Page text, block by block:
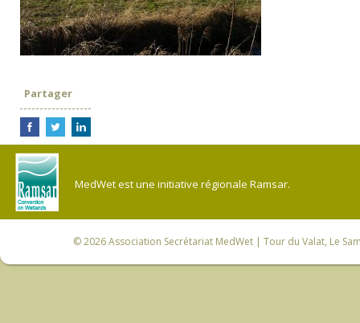
Partager
MedWet est une initiative régionale Ramsar.
© 2026Association Secrétariat MedWet | Tour du Valat, Le